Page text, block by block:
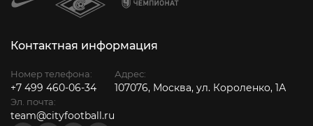
Контактная информация
Номер телефона:
+7 499 460-06-34
Эл. почта:
team@cityfootball.ru
Адрес:
107076, Москва, ул. Короленко, 1А